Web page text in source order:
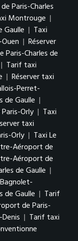
Paris-Charles
Montrouge |
Gaulle | Taxi
| Réserver
Paris-Charles de
| Tarif taxi
| Réserver taxi
Perret-
de Gaulle |
Orly | Taxi
taxi
Orly | Taxi Le
Aéroport de
Aéroport de
de Gaulle |
de Gaulle | Tarif
de Paris-
| Tarif taxi